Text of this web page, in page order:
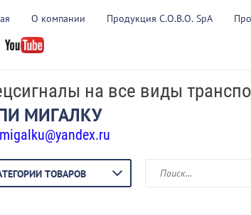
О компании Продукция C.O.B.O. SpA
на все виды
МИГАЛКУ
ТОВАРОВ